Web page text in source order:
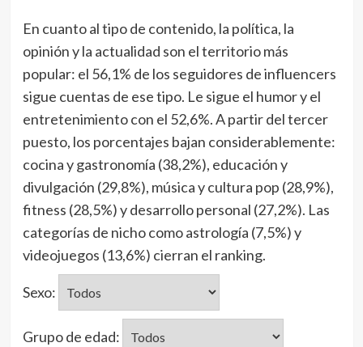
En cuanto al tipo de contenido, la política, la
opinión y la actualidad son el territorio más
popular: el 56,1% de los seguidores de influencers
sigue cuentas de ese tipo. Le sigue el humor y el
entretenimiento con el 52,6%. A partir del tercer
puesto, los porcentajes bajan considerablemente:
cocina y gastronomía (38,2%), educación y
divulgación (29,8%), música y cultura pop (28,9%),
fitness (28,5%) y desarrollo personal (27,2%). Las
categorías de nicho como astrología (7,5%) y
videojuegos (13,6%) cierran el ranking.
Sexo:
Grupo de edad: